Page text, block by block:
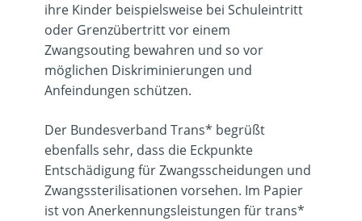
ihre Kinder beispielsweise bei Schuleintritt
oder Grenzübertritt vor einem
Zwangsouting bewahren und so vor
möglichen Diskriminierungen und
Anfeindungen schützen.
Der Bundesverband Trans* begrüßt
ebenfalls sehr, dass die Eckpunkte
Entschädigung für Zwangsscheidungen und
Zwangssterilisationen vorsehen. Im Papier
ist von Anerkennungsleistungen für trans*